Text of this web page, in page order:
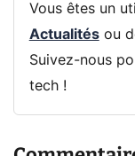
Vous êtes un
Actualitésou
Suivez-nous
tech !